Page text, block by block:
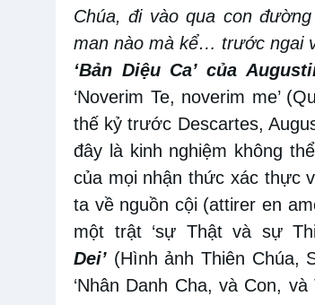
Chúa, đi vào qua con
man nào mà kể… trước ngai
‘Bản Diệu Ca’ của
‘Noverim Te, noverim me’
thế kỷ trước Descartes,
đây là kinh nghiệm không
của mọi nhận thức xác thực
ta về nguồn cội (attirer en
một trật ‘sự Thật và sự
Dei’ (Hình ảnh Thiên Chúa,
‘Nhân Danh Cha, và Con,